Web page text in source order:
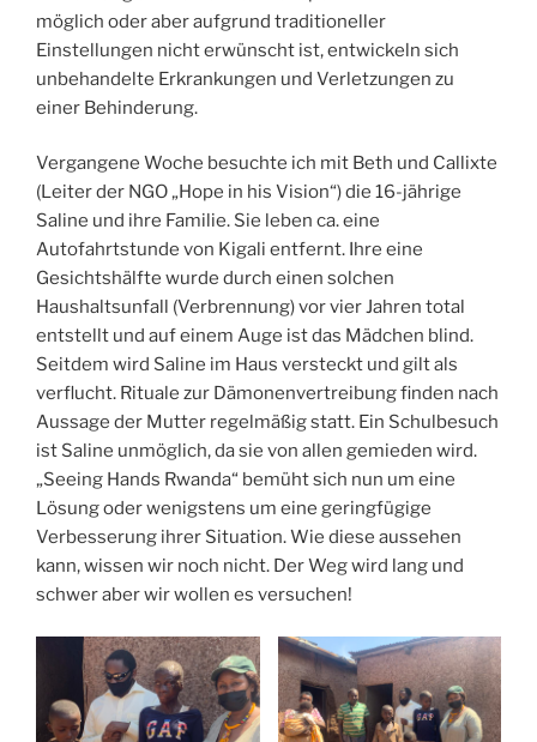
möglich oder aber aufgrund traditioneller
Einstellungen nicht erwünscht ist, entwickeln sich
unbehandelte Erkrankungen und Verletzungen zu
einer Behinderung.
Vergangene Woche besuchte ich mit Beth und Callixte
(Leiter der NGO „Hope in his Vision“) die 16-jährige
Saline und ihre Familie. Sie leben ca. eine
Autofahrtstunde von Kigali entfernt. Ihre eine
Gesichtshälfte wurde durch einen solchen
Haushaltsunfall (Verbrennung) vor vier Jahren total
entstellt und auf einem Auge ist das Mädchen blind.
Seitdem wird Saline im Haus versteckt und gilt als
verflucht. Rituale zur Dämonenvertreibung finden nach
Aussage der Mutter regelmäßig statt. Ein Schulbesuch
ist Saline unmöglich, da sie von allen gemieden wird.
„Seeing Hands Rwanda“ bemüht sich nun um eine
Lösung oder wenigstens um eine geringfügige
Verbesserung ihrer Situation. Wie diese aussehen
kann, wissen wir noch nicht. Der Weg wird lang und
schwer aber wir wollen es versuchen!